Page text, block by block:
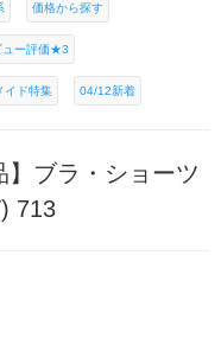
価格から探す
ュー評価★3
イド特集 04/12新着
】ブラ・ショーツ
713